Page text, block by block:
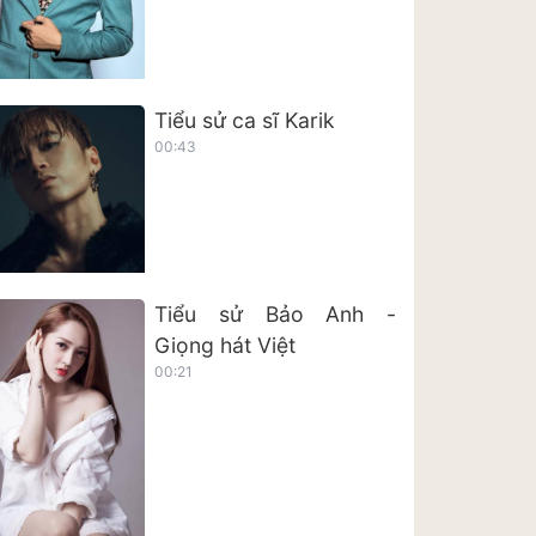
Tiểu sử ca sĩ Karik
00:43
Tiểu sử Bảo Anh -
Giọng hát Việt
00:21